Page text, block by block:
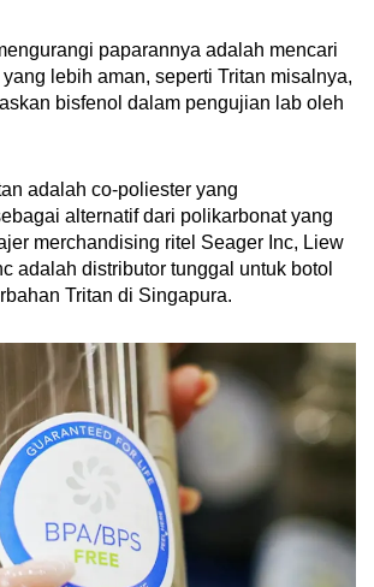
paparannya adalah mencari
lebih aman, seperti Tritan misalnya,
bisfenol dalam pengujian lab oleh
adalah co-poliester yang
alternatif dari polikarbonat yang
merchandising ritel Seager Inc, Liew
adalah distributor tunggal untuk botol
Tritan di Singapura.